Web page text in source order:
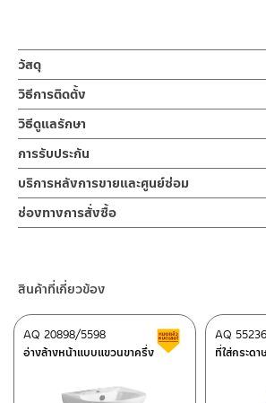
วัสดุ
อ่างล้างหน้า
ผลิตจากเซรามิคเคลือบ
วิธีการติดตั้ง
ติดตั้งแบบแขวนเข้ากำแพง
วิธีดูแลรักษา
ข้อห้ามในการใช้งาน
1.1 ห้ามโยนของแข็งลงบนอ่างล้างหน้า
1.2 ห้ามใช้ฝอยเหล็ก แปรงลวดหรือแผ่นฟองน้ำ
ทำให้ผิวเคลือบเสียได้
1.2 DO not scrub by using hard or rough
ceramic or cabinet
ข้อแนะนำในการดูแลรักษา
2.1 ระวังอย่าทิ้งคราบไว้สกปรกไว้บนพื้นผิวสุขภั
ผิวสุขภัณฑ์ให้แห้งหลังใช้งา
การรับประกัน
รับประกันอ่างเซรามิค ไม่ร้าวราน ตลอดอายุการ
บริการหลังการขายและศูนย์ซ่อม
ช่องทางออนไลน์
– Email: contact@charnpaiboon.com
ช่องทางการสั่งซื้อ
– Shopee
–Lazada
ติดต่อพนักงานขาย / Contact Sales Staff
@charnpaiboon.sales
สินค้าที่เกี่ยวข้อง
อ่างล้างหน้าแบบแขวนขาครึ่ง
AQ 20898/5598 สินค้าลดราคา
ที่ใส่กระดา
AQ 55236